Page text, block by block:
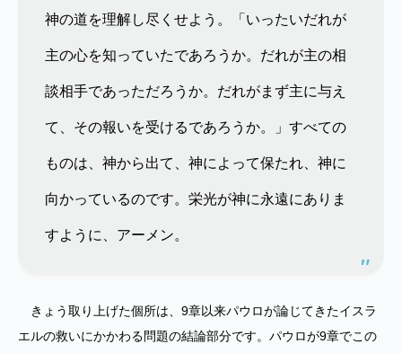
神の道を理解し尽くせよう。「いったいだれが
主の心を知っていたであろうか。だれが主の相
談相手であっただろうか。だれがまず主に与え
て、その報いを受けるであろうか。」すべての
ものは、神から出て、神によって保たれ、神に
向かっているのです。栄光が神に永遠にありま
すように、アーメン。
きょう取り上げた個所は、9章以来パウロが論じてきたイスラ
エルの救いにかかわる問題の結論部分です。パウロが9章でこの